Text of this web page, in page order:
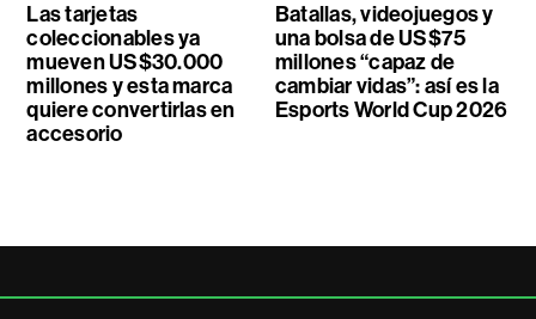
Las tarjetas
coleccionables ya
mueven US$30.000
millones y esta marca
quiere convertirlas en
accesorio
Batallas, videojuegos y
una bolsa de US$75
millones “capaz de
cambiar vidas”: así es la
Esports World Cup 2026